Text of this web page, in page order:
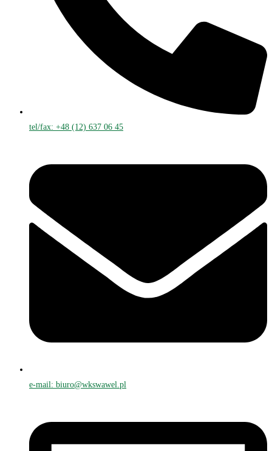
tel/fax: +48 (12) 637 06 45
e-mail: biuro@wkswawel.pl